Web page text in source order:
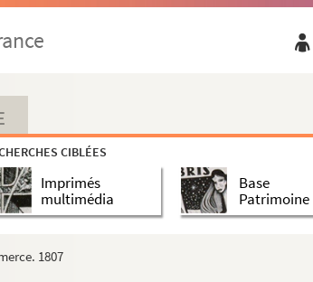
CIBLÉES
Imprimés
multimédia
Base
Patrimoine
1807